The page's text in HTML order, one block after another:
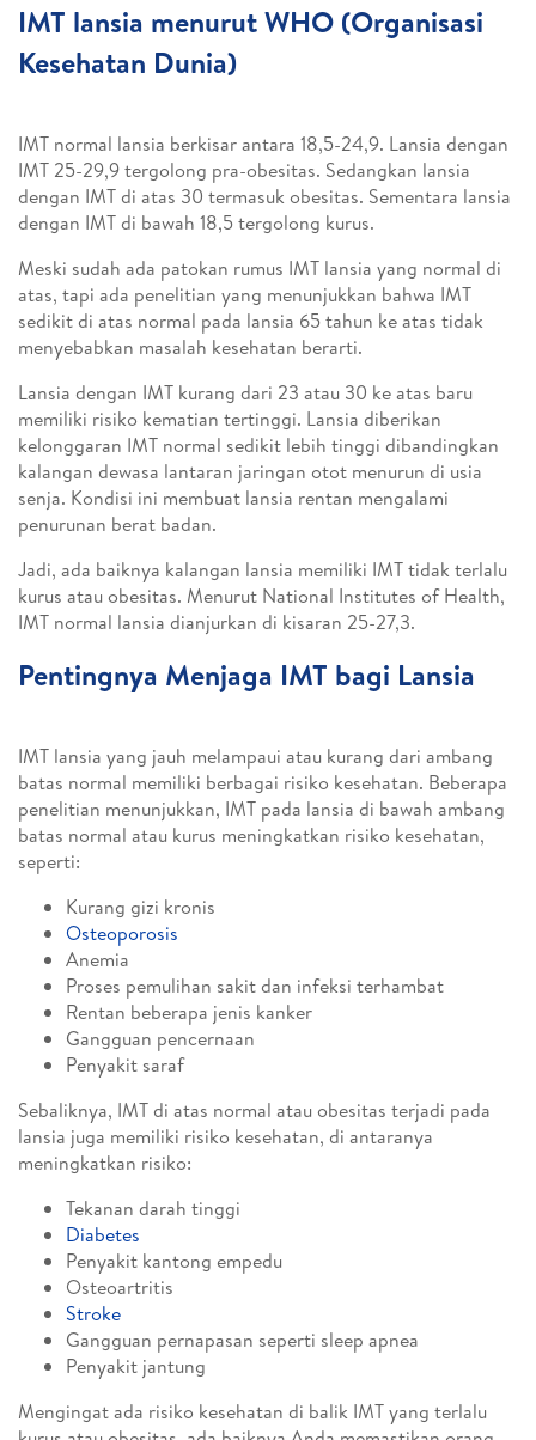
IMT lansia menurut WHO (Organisasi
Kesehatan Dunia)
IMT normal lansia berkisar antara 18,5-24,9. Lansia dengan
IMT 25-29,9 tergolong pra-obesitas. Sedangkan lansia
dengan IMT di atas 30 termasuk obesitas. Sementara lansia
dengan IMT di bawah 18,5 tergolong kurus.
Meski sudah ada patokan rumus IMT lansia yang normal di
atas, tapi ada penelitian yang menunjukkan bahwa IMT
sedikit di atas normal pada lansia 65 tahun ke atas tidak
menyebabkan masalah kesehatan berarti.
Lansia dengan IMT kurang dari 23 atau 30 ke atas baru
memiliki risiko kematian tertinggi. Lansia diberikan
kelonggaran IMT normal sedikit lebih tinggi dibandingkan
kalangan dewasa lantaran jaringan otot menurun di usia
senja. Kondisi ini membuat lansia rentan mengalami
penurunan berat badan.
Jadi, ada baiknya kalangan lansia memiliki IMT tidak terlalu
kurus atau obesitas. Menurut National Institutes of Health,
IMT normal lansia dianjurkan di kisaran 25-27,3.
Pentingnya Menjaga IMT bagi Lansia
IMT lansia yang jauh melampaui atau kurang dari ambang
batas normal memiliki berbagai risiko kesehatan. Beberapa
penelitian menunjukkan, IMT pada lansia di bawah ambang
batas normal atau kurus meningkatkan risiko kesehatan,
seperti:
Kurang gizi kronis
Osteoporosis
Anemia
Proses pemulihan sakit dan infeksi terhambat
Rentan beberapa jenis kanker
Gangguan pencernaan
Penyakit saraf
Sebaliknya, IMT di atas normal atau obesitas terjadi pada
lansia juga memiliki risiko kesehatan, di antaranya
meningkatkan risiko:
Tekanan darah tinggi
Diabetes
Penyakit kantong empedu
Osteoartritis
Stroke
Gangguan pernapasan seperti sleep apnea
Penyakit jantung
Mengingat ada risiko kesehatan di balik IMT yang terlalu